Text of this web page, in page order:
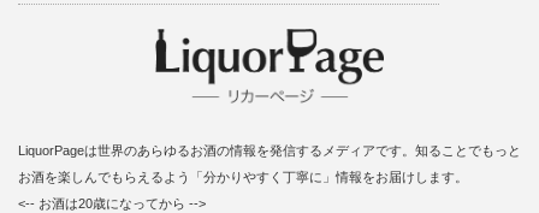
LiquorPageは世界のあらゆるお酒の情報を発信するメディアです。知ることでもっと
お酒を楽しんでもらえるよう「分かりやすく丁寧に」情報をお届けします。
<-- お酒は20歳になってから -->